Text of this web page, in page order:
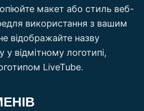
макет або стиль веб-
використання з вашим
відображайте назву
відмітному логотипі,
LiveTube.